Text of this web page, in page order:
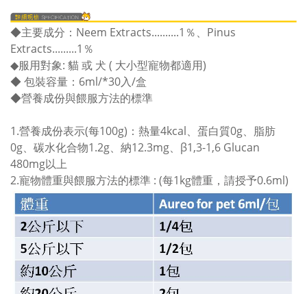
◆主要成分：Neem Extracts..........1％、Pinus
Extracts.........1％
◆服用對象: 貓 或 犬 ( 大小型寵物都適用)
◆ 包裝容量：6ml/*30入/盒
◆營養成份與餵服方法的標準
1.營養成份表示(每100g)：熱量4kcal、蛋白質0g、脂肪
0g、碳水化合物1.2g、納12.3mg、β1,3-1,6 Glucan
480mg以上
2.寵物體重與餵服方法的標準 : (每1kg體重，請授予0.6ml)